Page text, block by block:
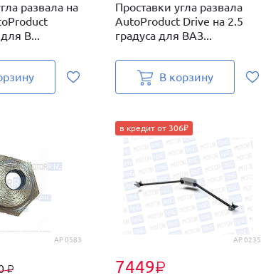
развала на
В...
Проставки угла развала
AutoProduct Drive на 2.5
градуса для ВАЗ...
В корзину
AP 0583
₽
AP 0235
7449₽
в кредит от 306₽